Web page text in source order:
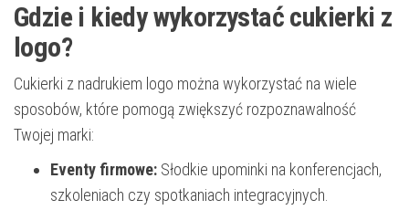
Gdzie i kiedy wykorzystać cukierki z
logo?
Cukierki z nadrukiem logo można wykorzystać na wiele
sposobów, które pomogą zwiększyć rozpoznawalność
Twojej marki:
Eventy firmowe: Słodkie upominki na konferencjach,
szkoleniach czy spotkaniach integracyjnych.